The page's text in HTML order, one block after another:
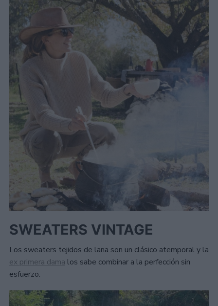
SWEATERS VINTAGE
Los sweaters tejidos de lana son un clásico atemporal y la
ex primera dama los sabe combinar a la perfección sin
esfuerzo.